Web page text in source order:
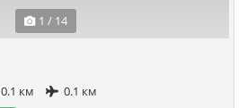
1 / 14
0.1 км
0.1 км